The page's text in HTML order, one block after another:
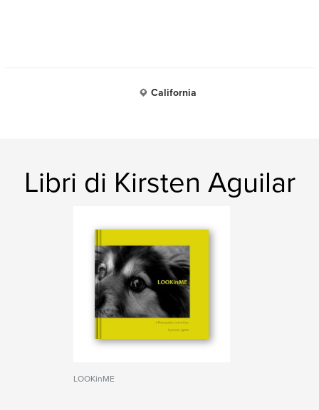
California
Libri di Kirsten Aguilar
LOOKinME